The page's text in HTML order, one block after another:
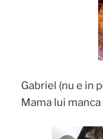
Gabriel (nu e in
Mama lui